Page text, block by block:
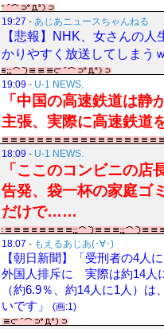
19:27 - あじあニュースちゃんねる
【悲報】NHK、女さんの
かりやすく放送してしまう
19:09 - U-1 NEWS.
「中国の高速鉄道は静
主張、実際に高速鉄
18:09 - U-1 NEWS.
「ここのコンビニの店
告発、袋一杯の家庭ゴ
だけで……
18:07 - もえるあじあ(･∀･)
【朝日新聞】「受刑者の4人
外国人排斥に 実際は約14人
（約6.9％、約14人に1人）
いです」
(画:1)